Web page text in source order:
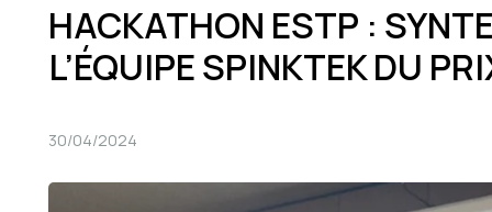
Notre
Nos
Presse
HACKATHON ESTP :
L’ÉQUIPE SPINKTEK DU
30/04/2024